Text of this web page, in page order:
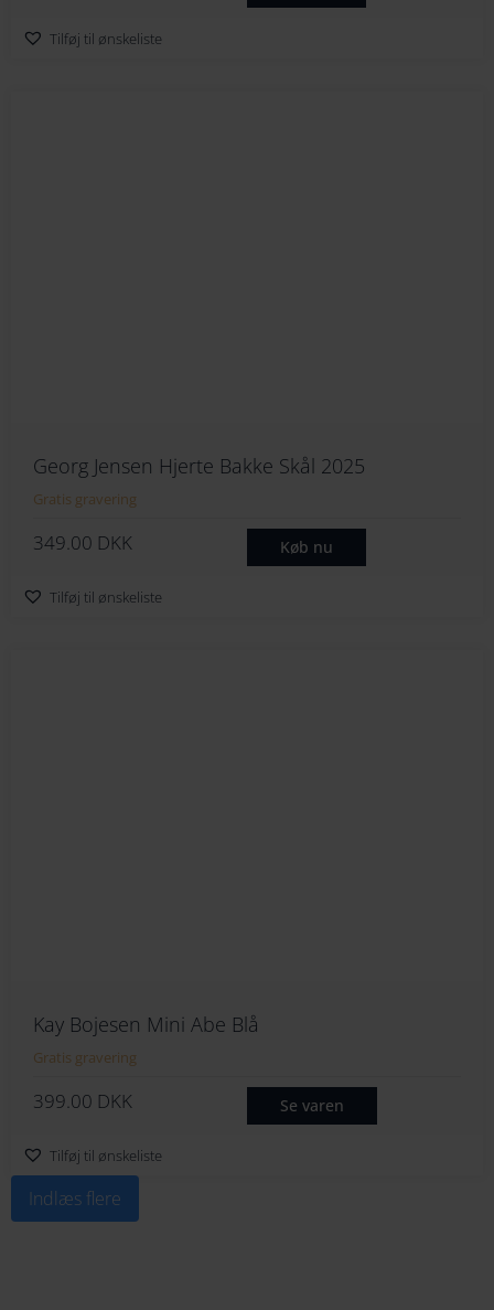
Tilføj til ønskeliste
Georg Jensen Hjerte Bakke Skål 2025
Gratis gravering
349.00 DKK Køb nu
Tilføj til ønskeliste
Kay Bojesen Mini Abe Blå
Gratis gravering
399.00 DKK Se varen
Tilføj til ønskeliste
Indlæs flere